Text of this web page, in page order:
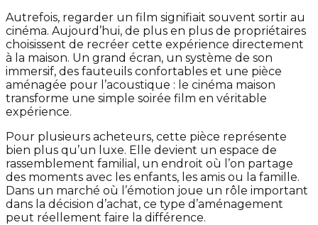
Autrefois, regarder un film signifiait souvent sortir au
cinéma. Aujourd’hui, de plus en plus de propriétaires
choisissent de recréer cette expérience directement
à la maison. Un grand écran, un système de son
immersif, des fauteuils confortables et une pièce
aménagée pour l’acoustique : le cinéma maison
transforme une simple soirée film en véritable
expérience.
Pour plusieurs acheteurs, cette pièce représente
bien plus qu’un luxe. Elle devient un espace de
rassemblement familial, un endroit où l’on partage
des moments avec les enfants, les amis ou la famille.
Dans un marché où l’émotion joue un rôle important
dans la décision d’achat, ce type d’aménagement
peut réellement faire la différence.